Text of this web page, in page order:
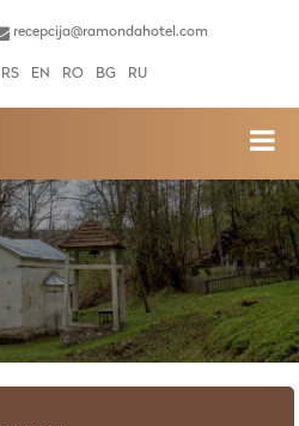
recepcija@ramondahotel.com
RS EN RO BG RU